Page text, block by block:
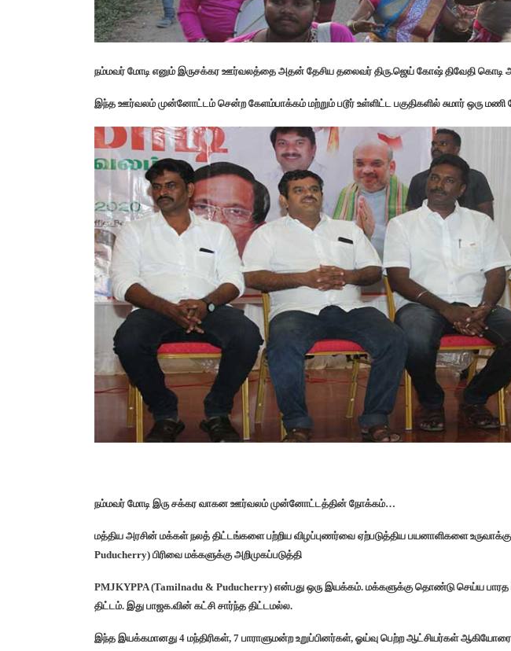
நம்மவர் மோடி எனும் இருசக்கர ஊர்வலத்தை அதன் தேசிய தலைவர் திரு.ஜெய் கோஷ் திவேதி கொடி
இந்த ஊர்வலம் முன்னோட்டம் சென்ற கேளம்பாக்கம் மற்றும் படூர் உள்ளிட்ட பகுதிகளில் சுமார் ஒரு மணி
நம்மவர் மோடி இரு சக்கர வாகன ஊர்வலம் முன்னோட்டத்தின் நோக்கம்…
மத்திய அரசின் மக்கள் நலத் திட்டங்களை பற்றிய விழப்புணர்வை ஏற்படுத்திய பயனாளிகளை
Puducherry) பிரிவை மக்களுக்கு அறிமுகப்படுத்தி
PMJKYPPA (Tamilnadu & Puducherry) என்பது ஒரு இயக்கம். மக்களுக்கு தொண்டு செய்ய பாரத
திட்டம். இது பாஜக.வின் கட்சி சார்ந்த திட்டமல்ல.
இந்த இயக்கமானது 4 மந்திரிகள், 7 பாராளுமன்ற உறுப்பினர்கள், ஓய்வு பெற்ற ஆட்சியர்கள்